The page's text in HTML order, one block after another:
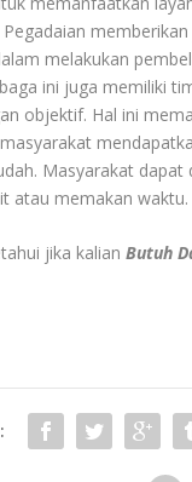
melakukan
ini juga memiliki
objektif. Hal ini
Masyarakat
atau memakan waktu.
jika kalianButuh